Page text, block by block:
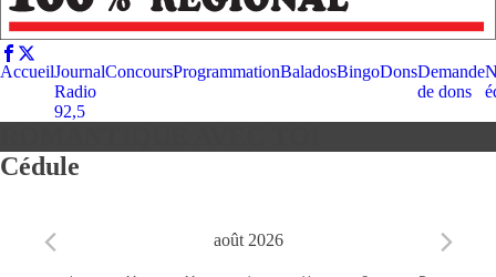
AccueilJournal
Radio
92,5
ConcoursProgrammationBaladosBingoDonsDemande
de dons
Cédule
août 2026